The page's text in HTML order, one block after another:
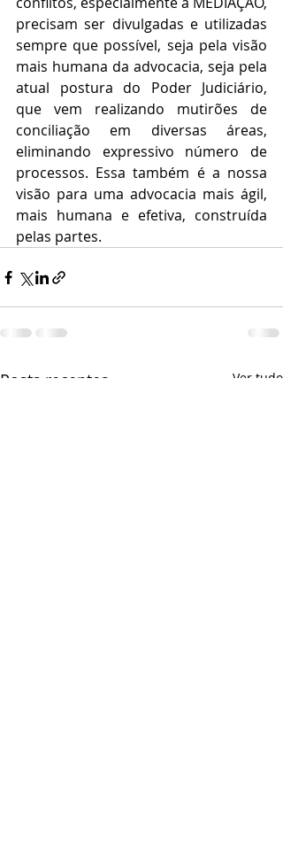
precisam ser divulgadas e utilizadas
sempre que possível, seja pela visão
mais humana da advocacia, seja pela
atual postura do Poder Judiciário,
que vem realizando mutirões de
conciliação em diversas áreas,
eliminando expressivo número de
processos. Essa também é a nossa
visão para uma advocacia mais ágil,
mais humana e efetiva, construída
pelas partes.
Posts recentes Ver tudo